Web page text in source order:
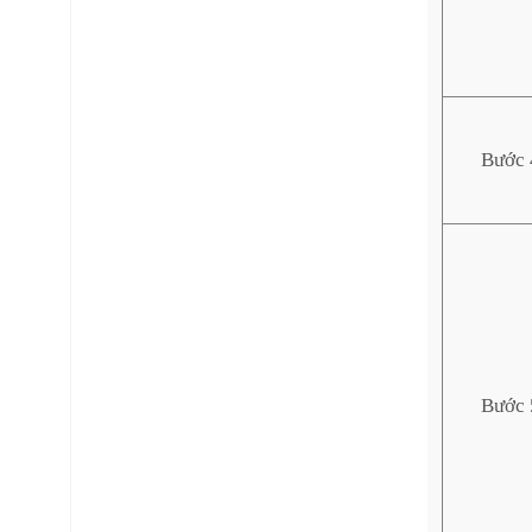
Bước
Bước